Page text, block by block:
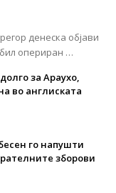
денеска објави
опериран …
за Араухо,
во англиската
го напушти
зборови